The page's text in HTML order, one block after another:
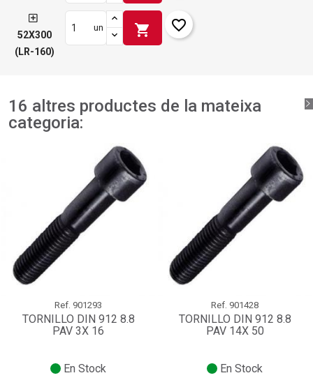
52X300
(LR-160)
un shopping_cart favorite_border
16 altres productes de la mateixa
categoria:
Ref. 901293
TORNILLO DIN 912 8.8
PAV 3X 16
En Stock
Ref. 901428
TORNILLO DIN 912 8.8
PAV 14X 50
En Stock